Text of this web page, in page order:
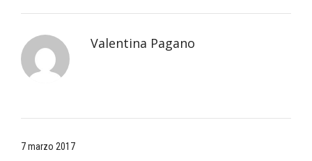
Valentina Pagano
7 marzo 2017